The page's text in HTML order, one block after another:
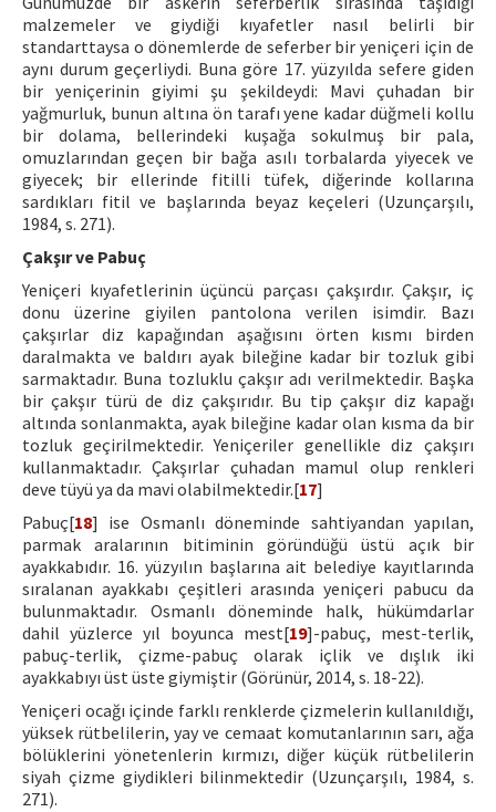
malzemeler ve giydiği kıyafetler nasıl belirli bir
standarttaysa o dönemlerde de seferber bir yeniçeri için de
aynı durum geçerliydi. Buna göre 17. yüzyılda sefere giden
bir yeniçerinin giyimi şu şekildeydi: Mavi çuhadan bir
yağmurluk, bunun altına ön tarafı yene kadar düğmeli kollu
bir dolama, bellerindeki kuşağa sokulmuş bir pala,
omuzlarından geçen bir bağa asılı torbalarda yiyecek ve
giyecek; bir ellerinde fitilli tüfek, diğerinde kollarına
sardıkları fitil ve başlarında beyaz keçeleri (Uzunçarşılı,
1984, s. 271).
Çakşır ve Pabuç
Yeniçeri kıyafetlerinin üçüncü parçası çakşırdır. Çakşır, iç
donu üzerine giyilen pantolona verilen isimdir. Bazı
çakşırlar diz kapağından aşağısını örten kısmı birden
daralmakta ve baldırı ayak bileğine kadar bir tozluk gibi
sarmaktadır. Buna tozluklu çakşır adı verilmektedir. Başka
bir çakşır türü de diz çakşırıdır. Bu tip çakşır diz kapağı
altında sonlanmakta, ayak bileğine kadar olan kısma da bir
tozluk geçirilmektedir. Yeniçeriler genellikle diz çakşırı
kullanmaktadır. Çakşırlar çuhadan mamul olup renkleri
deve tüyü ya da mavi olabilmektedir.[17]
Pabuç[18] ise Osmanlı döneminde sahtiyandan yapılan,
parmak aralarının bitiminin göründüğü üstü açık bir
ayakkabıdır. 16. yüzyılın başlarına ait belediye kayıtlarında
sıralanan ayakkabı çeşitleri arasında yeniçeri pabucu da
bulunmaktadır. Osmanlı döneminde halk, hükümdarlar
dahil yüzlerce yıl boyunca mest[19]-pabuç, mest-terlik,
pabuç-terlik, çizme-pabuç olarak içlik ve dışlık iki
ayakkabıyı üst üste giymiştir (Görünür, 2014, s. 18-22).
Yeniçeri ocağı içinde farklı renklerde çizmelerin kullanıldığı,
yüksek rütbelilerin, yay ve cemaat komutanlarının sarı, ağa
bölüklerini yönetenlerin kırmızı, diğer küçük rütbelilerin
siyah çizme giydikleri bilinmektedir (Uzunçarşılı, 1984, s.
271).